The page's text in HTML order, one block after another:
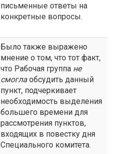
письменные ответы на
конкретные вопросы.
Было также выражено
мнение о том, что тот факт,
что Рабочая группа не
смогла обсудить данный
пункт, подчеркивает
необходимость выделения
большего времени для
рассмотрения пунктов,
входящих в повестку дня
Специального комитета.